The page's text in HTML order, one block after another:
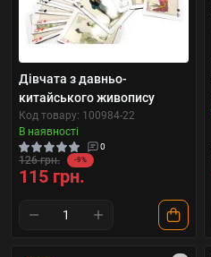
Дівчата з давньо-
китайського живопису
Код товару: 100984-22
В наявності
0
126 грн. -9%
115 грн.